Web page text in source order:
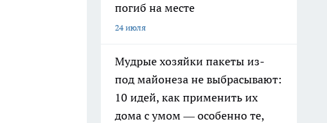
погиб на месте
24 июля
Мудрые хозяйки пакеты из-
под майонеза не выбрасывают:
10 идей, как применить их
дома с умом — особенно те,